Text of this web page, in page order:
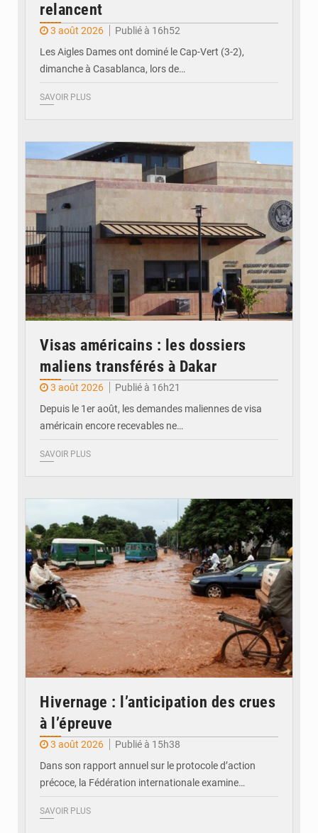
relancent
3 août 2026
Publié à 16h52
Les Aigles Dames ont dominé le Cap-Vert (3-2),
dimanche à Casablanca, lors de…
SAVOIR PLUS
Visas américains : les dossiers
maliens transférés à Dakar
3 août 2026
Publié à 16h21
Depuis le 1er août, les demandes maliennes de visa
américain encore recevables ne…
SAVOIR PLUS
Hivernage : l’anticipation des crues
à l’épreuve
3 août 2026
Publié à 15h38
Dans son rapport annuel sur le protocole d’action
précoce, la Fédération internationale examine…
SAVOIR PLUS